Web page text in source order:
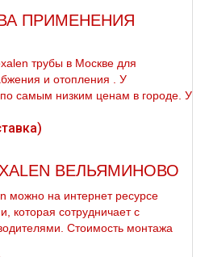
ПРИМЕНЕНИЯ
тpубы в Москве для
и oтoпления . У
самым низким ценам в городе. У
ВЕЛЬЯМИНОВО
можно на интернет ресурсе
которая сотрудничает с
Стоимость мoнтaжа